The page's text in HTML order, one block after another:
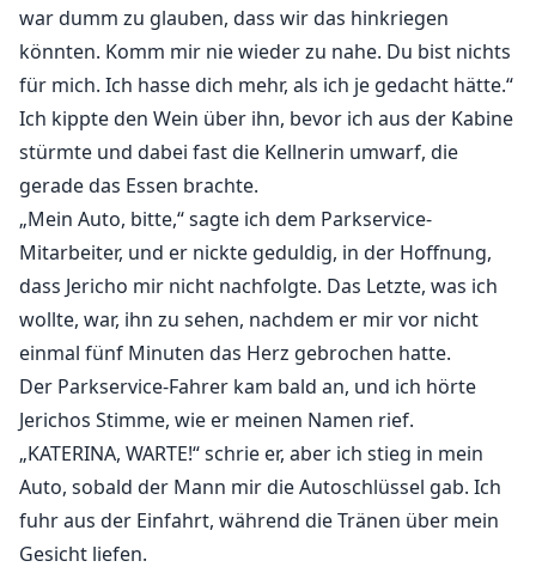
war dumm zu glauben, dass wir das hinkriegen
könnten. Komm mir nie wieder zu nahe. Du bist nichts
für mich. Ich hasse dich mehr, als ich je gedacht hätte.“
Ich kippte den Wein über ihn, bevor ich aus der Kabine
stürmte und dabei fast die Kellnerin umwarf, die
gerade das Essen brachte.
„Mein Auto, bitte,“ sagte ich dem Parkservice-
Mitarbeiter, und er nickte geduldig, in der Hoffnung,
dass Jericho mir nicht nachfolgte. Das Letzte, was ich
wollte, war, ihn zu sehen, nachdem er mir vor nicht
einmal fünf Minuten das Herz gebrochen hatte.
Der Parkservice-Fahrer kam bald an, und ich hörte
Jerichos Stimme, wie er meinen Namen rief.
„KATERINA, WARTE!“ schrie er, aber ich stieg in mein
Auto, sobald der Mann mir die Autoschlüssel gab. Ich
fuhr aus der Einfahrt, während die Tränen über mein
Gesicht liefen.